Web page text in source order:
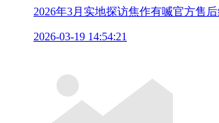
2026年3月实地探访焦作有喴官方售
2026-03-19 14:54:21